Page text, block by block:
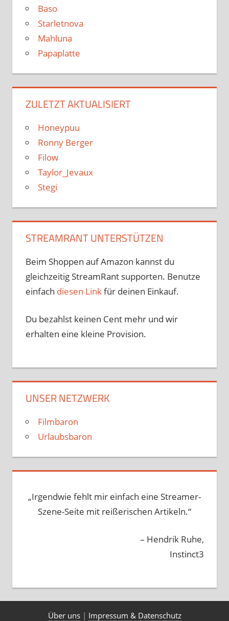
Baso
Starletnova
Mahluna
Papaplatte
ZULETZT AKTUALISIERT
Honeypuu
Ronny Berger
Filow
Taylor_Jevaux
Stegi
STREAMRANT UNTERSTÜTZEN
Beim Shoppen auf Amazon kannst du
gleichzeitig StreamRant supporten. Benutze
einfach diesen Linkfür deinen Einkauf.
Du bezahlst keinen Cent mehr und wir
erhalten eine kleine Provision.
UNSER NETZWERK
Filmbaron
Urlaubsbaron
„Irgendwie fehlt mir einfach eine Streamer-
Szene-Seite mit reißerischen Artikeln.“
– Hendrik Ruhe,
Instinct3
Über uns| Impressum & Datenschutz